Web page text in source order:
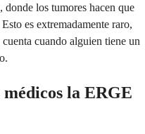
los tumores hacen que
es extremadamente raro,
cuando alguien tiene un
la ERGE